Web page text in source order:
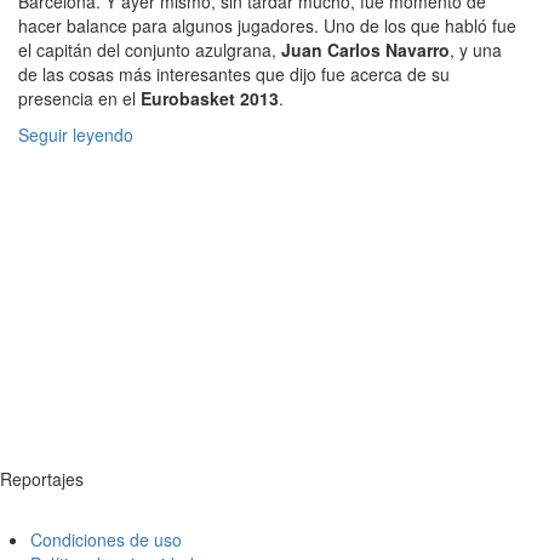
hacer balance para algunos jugadores. Uno de los que habló fue
el capitán del conjunto azulgrana, Juan Carlos Navarro, y una
de las cosas más interesantes que dijo fue acerca de su
presencia en el Eurobasket 2013.
Seguir leyendo
Reportajes
Condiciones de uso